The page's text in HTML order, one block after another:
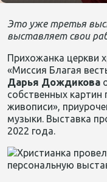
Это уже третья
выставляет свои
Прихожанка церкви
«Миссия Благая
Дарья Дождикова
собственных
живописи»,
музыки. Выставка
2022 года.